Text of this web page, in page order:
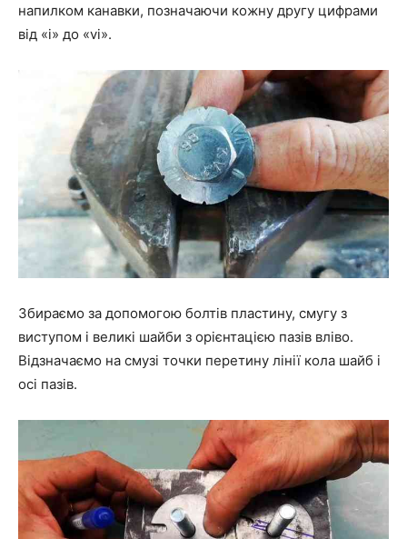
напилком канавки, позначаючи кожну другу цифрами
від «i» до «vi».
Збираємо за допомогою болтів пластину, смугу з
виступом і великі шайби з орієнтацією пазів вліво.
Відзначаємо на смузі точки перетину лінії кола шайб і
осі пазів.